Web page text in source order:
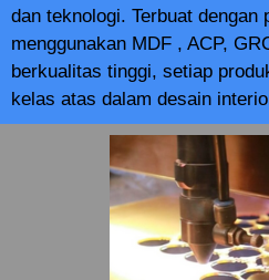
dan teknologi. Terbuat dengan
menggunakan MDF , ACP,
berkualitas tinggi, setiap
kelas atas dalam desain